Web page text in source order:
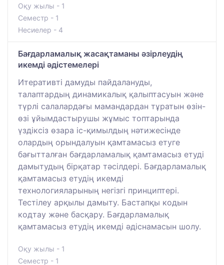
Оқу жылы - 1
Семестр - 1
Несиелер - 4
Бағдарламалық жасақтаманы әзірлеудің
икемді әдістемелері
Итеративті дамуды пайдалануды,
талаптардың динамикалық қалыптасуын және
түрлі салалардағы мамандардан тұратын өзін-
өзі ұйымдастырушы жұмыс топтарында
үздіксіз өзара іс-қимылдың нәтижесінде
олардың орындалуын қамтамасыз етуге
бағытталған бағдарламалық қамтамасыз етуді
дамытудың бірқатар тәсілдері. Бағдарламалық
қамтамасыз етудің икемді
технологияларының негізгі принциптері.
Тестілеу арқылы дамыту. Бастапқы кодын
кодтау және басқару. Бағдарламалық
қамтамасыз етудің икемді әдіснамасын шолу.
Оқу жылы - 1
Семестр - 1